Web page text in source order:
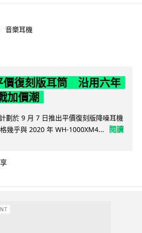
音樂耳機
價復刻版耳筒 沿用六年
加價潮
劃於 9 月 7 日推出平價復刻版降噪耳機
幾乎與 2020 年 WH-1000XM4...
閱讀